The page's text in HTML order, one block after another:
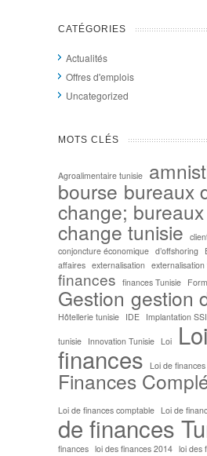
CATÉGORIES
Actualités
Offres d'emplois
Uncategorized
MOTS CLÉS
Agroalimentaire tunisie
bourse bureaux
change;
change tunisie
conjoncture économique d’offshoring
affaires externalisation externalisation
finances finances Tunisie
Gestion gestion
Hôtellerie tunisie IDE Implantation
tunisie Innovation Tunisie Loi
finances Loi de
Finances
Loi de finances comptable Loi de
de finances
finances loi des finances 2014 loi des